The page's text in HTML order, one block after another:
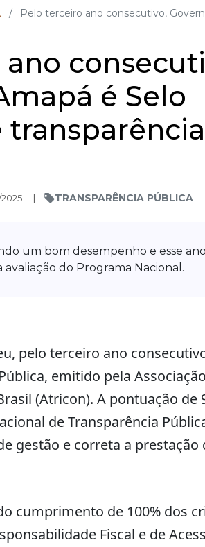
/
Pelo terceiro ano consecutivo,
é Selo
2025 TRANSPARÊNCIA PÚBLICA
um bom desempenho e esse
do Programa Nacional.
pelo terceiro ano
emitido pela
(Atricon). A pontuação de
de Transparência
gestão e correta a prestação
cumprimento de 100% dos
Fiscal e de